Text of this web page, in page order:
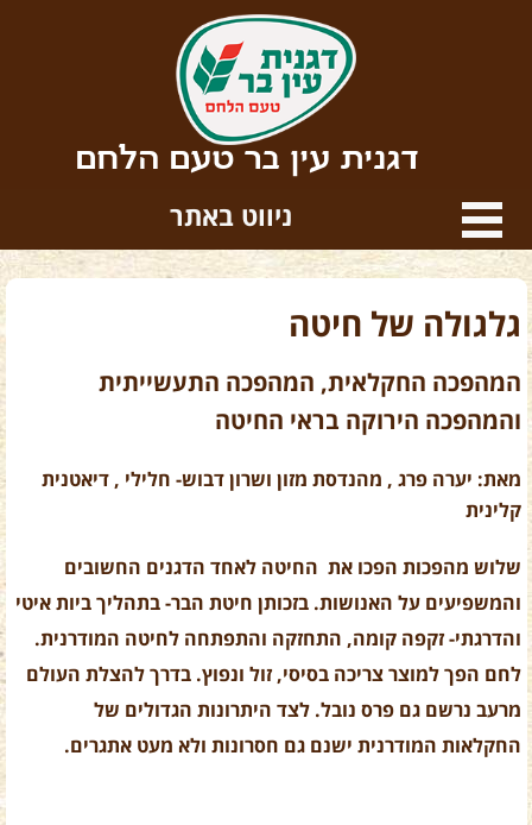
דגנית עין בר טעם הלחם
ניווט באתר
גלגולה של חיטה
המהפכה החקלאית, המהפכה התעשייתית
והמהפכה הירוקה בראי החיטה
מאת: יערה פרג , מהנדסת מזון ושרון דבוש- חלילי , דיאטנית
קלינית
שלוש מהפכות הפכו את החיטה לאחד הדגנים החשובים
והמשפיעים על האנושות. בזכותן חיטת הבר- בתהליך ביות איטי
והדרגתי- זקפה קומה, התחזקה והתפתחה לחיטה המודרנית.
לחם הפך למוצר צריכה בסיסי, זול ונפוץ. בדרך להצלת העולם
מרעב נרשם גם פרס נובל. לצד היתרונות הגדולים של
החקלאות המודרנית ישנם גם חסרונות ולא מעט אתגרים.